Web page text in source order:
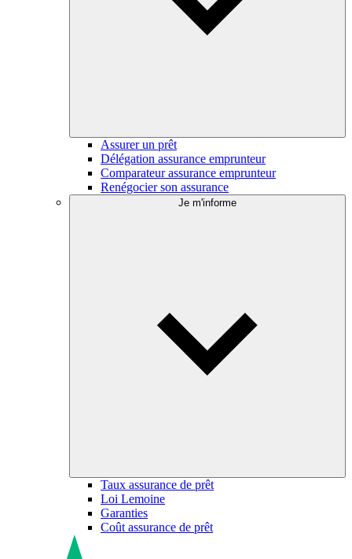
Assurer un prêt
Délégation assurance emprunteur
Comparateur assurance emprunteur
Renégocier son assurance
Je m'informe
Taux assurance de prêt
Loi Lemoine
Garanties
Coût assurance de prêt